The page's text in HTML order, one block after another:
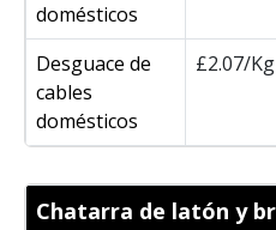
domésticos
Desguace de
cables
domésticos
£2.07/Kg
Chatarra de latón y